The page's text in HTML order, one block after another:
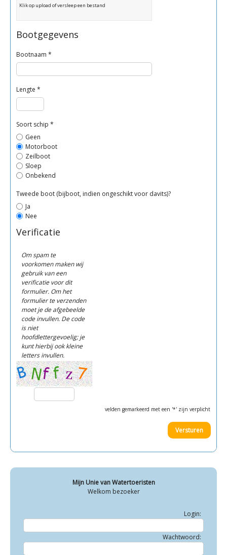
Klik op upload of versleep een bestand
Bootgegevens
Bootnaam *
Lengte *
Soort schip *
Geen
Motorboot
Zeilboot
Sloep
Onbekend
Tweede boot (bijboot, indien ongeschikt voor davits)?
Ja
Nee
Verificatie
Om spam te
voorkomen maken wij
gebruik van een
verificatie voor dit
formulier. Om het
formulier te verzenden
moet je de afgebeelde
code invullen. De code
is niet
hoofdlettergevoelig; je
kunt hierbij ook kleine
letters invullen.
velden gemarkeerd met een '*' zijn verplicht
Mijn Unie van Watertoeristen
Welkom bezoeker
Login:
Wachtwoord: